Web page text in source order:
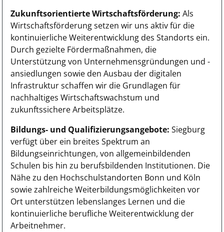
Zukunftsorientierte Wirtschaftsförderung: Als
Wirtschaftsförderung setzen wir uns aktiv für die
kontinuierliche Weiterentwicklung des Standorts ein.
Durch gezielte Fördermaßnahmen, die
Unterstützung von Unternehmensgründungen und -
ansiedlungen sowie den Ausbau der digitalen
Infrastruktur schaffen wir die Grundlagen für
nachhaltiges Wirtschaftswachstum und
zukunftssichere Arbeitsplätze.
Bildungs- und Qualifizierungsangebote: Siegburg
verfügt über ein breites Spektrum an
Bildungseinrichtungen, von allgemeinbildenden
Schulen bis hin zu berufsbildenden Institutionen. Die
Nähe zu den Hochschulstandorten Bonn und Köln
sowie zahlreiche Weiterbildungsmöglichkeiten vor
Ort unterstützen lebenslanges Lernen und die
kontinuierliche berufliche Weiterentwicklung der
Arbeitnehmer.